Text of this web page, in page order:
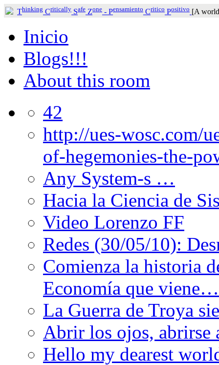
Thinking Critically Safe Zone - Pensamiento Critico Positivo [A
Inicio
Blogs!!!
About this room
42
http://ues-wosc.com/
of-hegemonies-the-
Any System-s …
Hacia la Ciencia de
Video Lorenzo FF
Redes (30/05/10):
Comienza la historia
Economía que viene…
La Guerra de Troya
Abrir los ojos,
Hello my dearest